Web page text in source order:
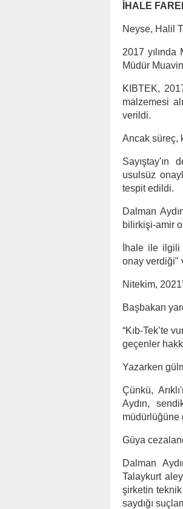
İHALE
Neyse, Halil
2017
Müdür
KIBTEK,
malzemesi
verildi.
Ancak süreç,
Sayıştay'ın
usulsüz
tespit edildi.
Dalman
bilirkişi-amir
İhale ile ilgili
onay verdiği"
Nitekim,
Başbakan
“Kıb-Tek’te
geçenler
Yazarken
Çünkü,
Aydın,
müdürlüğüne
Güya
Dalman
Talaykurt
şirketin
saydığı